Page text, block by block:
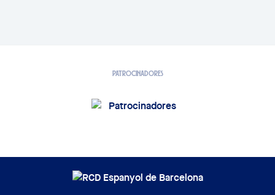
PATROCINADORES